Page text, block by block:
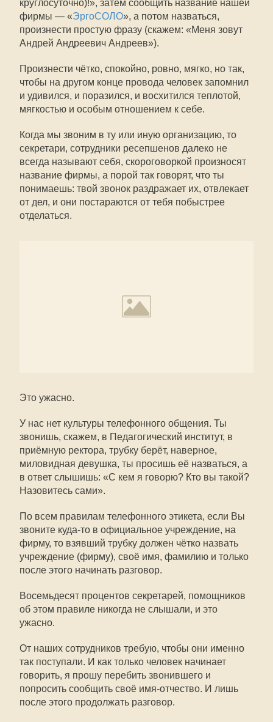
круглосуточно)!», затем сообщить название нашей
фирмы — «ЭргоСОЛО», а потом назваться,
произнести простую фразу (скажем: «Меня зовут
Андрей Андреевич Андреев»).
Произнести чётко, спокойно, ровно, мягко, но так,
чтобы на другом конце провода человек запомнил
и удивился, и поразился, и восхитился теплотой,
мягкостью и особым отношением к себе.
Когда мы звоним в ту или иную организацию, то
секретари, сотрудники ресепшенов далеко не
всегда называют себя, скороговоркой произносят
название фирмы, а порой так говорят, что ты
понимаешь: твой звонок раздражает их, отвлекает
от дел, и они постараются от тебя побыстрее
отделаться.
Это ужасно.
У нас нет культуры телефонного общения. Ты
звонишь, скажем, в Педагогический институт, в
приёмную ректора, трубку берёт, наверное,
миловидная девушка, ты просишь её назваться, а
в ответ слышишь: «С кем я говорю? Кто вы такой?
Назовитесь сами».
По всем правилам телефонного этикета, если Вы
звоните куда-то в официальное учреждение, на
фирму, то взявший трубку должен чётко назвать
учреждение (фирму), своё имя, фамилию и только
после этого начинать разговор.
Восемьдесят процентов секретарей, помощников
об этом правиле никогда не слышали, и это
ужасно.
От наших сотрудников требую, чтобы они именно
так поступали. И как только человек начинает
говорить, я прошу перебить звонившего и
попросить сообщить своё имя-отчество. И лишь
после этого продолжать разговор.